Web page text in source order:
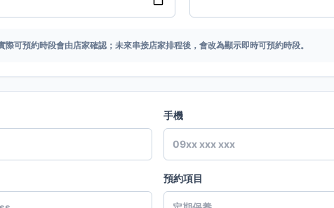
際可預約時段會由店家確認；未來串接店家排程後，會改為顯示即時可預約時段。
手機
預約項目